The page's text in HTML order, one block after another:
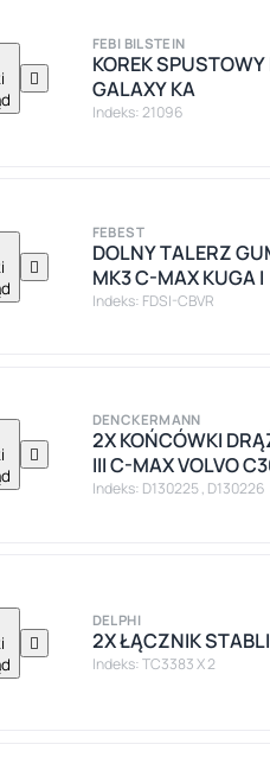

FEBI BILSTEIN
KOREK
GALAXY KA
Indeks: 21096

FEBEST
DOLNY TALERZ
MK3 C-MAX KUGA I
Indeks: FDSI-CBVR

DENCKERMANN
2X KOŃCÓWKI
III C-MAX VOLVO
Indeks: D130225 , D130226

DELPHI
2X ŁĄCZNIK
Indeks: TC3383 X 2